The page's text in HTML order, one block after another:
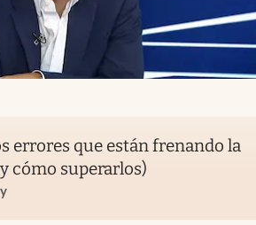
errores que están frenando la
cómo superarlos)